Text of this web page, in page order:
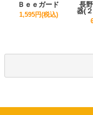
Ｂｅｅガード
1,595円(税込)
長
器(